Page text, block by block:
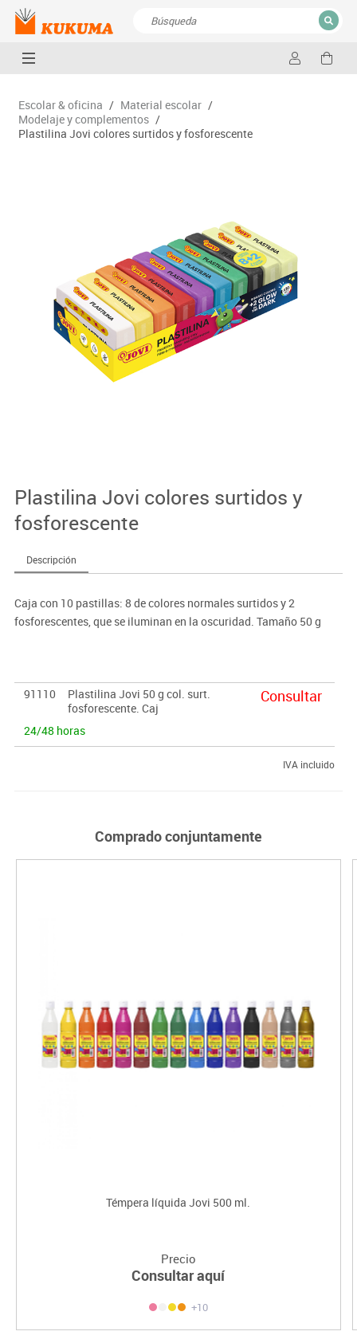
CERRAR
Escolar & oficina / Material escolar /
Modelaje y complementos /
Plastilina Jovi colores surtidos y fosforescente
Plastilina Jovi colores surtidos y
fosforescente
Descripción
Caja con 10 pastillas: 8 de colores normales surtidos y 2
fosforescentes, que se iluminan en la oscuridad. Tamaño 50 g
91110
Plastilina Jovi 50 g col. surt.
fosforescente. Caj
24/48 horas
Consultar
IVA incluido
Comprado conjuntamente
Témpera líquida Jovi 500 ml.
Precio
Consultar aquí
+10